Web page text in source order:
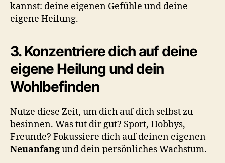
kannst: deine eigenen Gefühle und deine
eigene Heilung.
3. Konzentriere dich auf deine
eigene Heilung und dein
Wohlbefinden
Nutze diese Zeit, um dich auf dich selbst zu
besinnen. Was tut dir gut? Sport, Hobbys,
Freunde? Fokussiere dich auf deinen eigenen
Neuanfangund dein persönliches Wachstum.